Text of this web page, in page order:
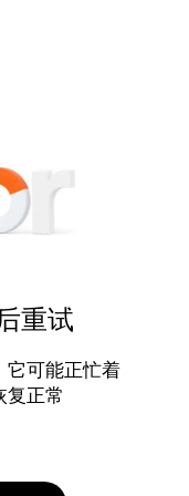
重试
它可能正忙着
复正常